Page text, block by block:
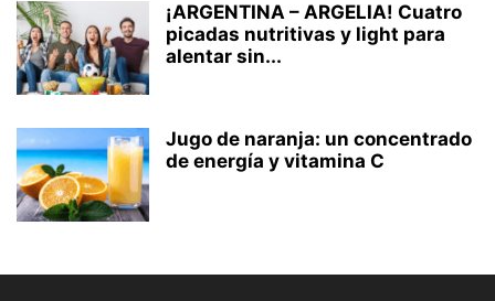
¡ARGENTINA – ARGELIA! Cuatro
picadas nutritivas y light para
alentar sin...
Jugo de naranja: un concentrado
de energía y vitamina C